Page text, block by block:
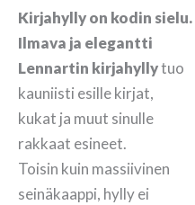
Kirjahylly on kodin sielu.
Ilmava ja elegantti
Lennartin kirjahyllytuo
kauniisti esille kirjat,
kukat ja muut sinulle
rakkaat esineet.
Toisin kuin massiivinen
seinäkaappi, hylly ei